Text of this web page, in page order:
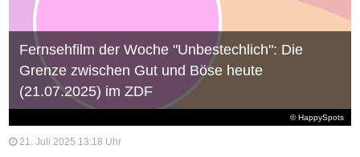
© HappySpots
Fernsehfilm der Woche "Unbestechlich": Die
Grenze zwischen Gut und Böse heute
(21.07.2025) im ZDF
21. Juli 2025 13:18 Uhr